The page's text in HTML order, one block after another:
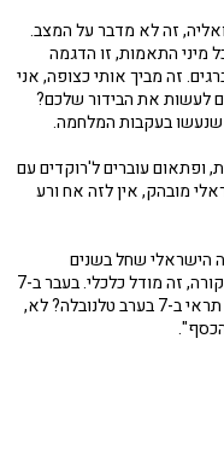
זה לא מדבר על המצב.
מיני התאמות, זו הדגמה
זה מביך אותי כצופה, אני
לעשות את הבידור שלכם?
בעקבות המלחמה.
ופתאום עוברים ל'רוקדים עם
מובהק, אין לזה אח ורע
הישראלי שחל בשנים
האחרונות: "חדשות בארץ זה לא עניין של מה קורה, זה מודל כלכלי. בעבר ב-7
בערב היה בטלעד טלנובלה 'מעבר לפינה'. היום תראי ב-7 בערב טלנובלה? לא,